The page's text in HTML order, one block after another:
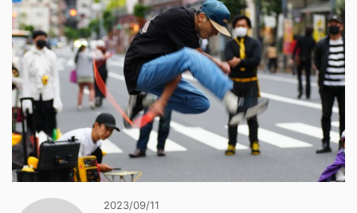
2023/09/11